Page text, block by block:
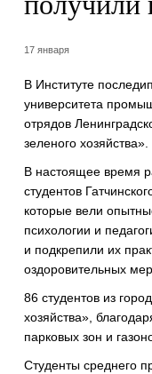
17 января
В Институте
университета
отрядов
зеленого хозяйства».
В настоящее время
студентов
которые вели
психологии и
и подкрепили их
оздоровительных
86 студентов из
хозяйства»,
парковых зон и
Студенты среднего